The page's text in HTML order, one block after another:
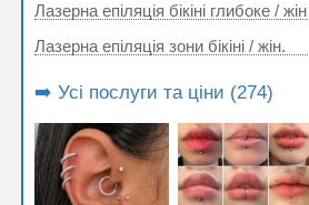
Лазерна епіляція бікіні глибоке / жін
Лазерна епіляція зони бікіні / жін.
➡️ Усі послуги та ціни (274)